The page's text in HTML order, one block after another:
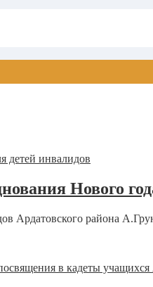
Нового
Ардатовского района